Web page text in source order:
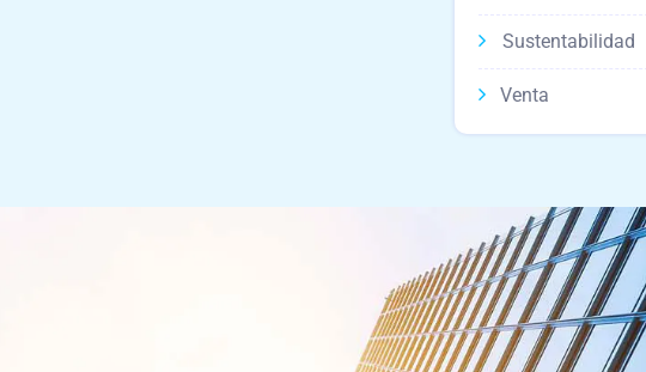
Sustentabilidad
Venta